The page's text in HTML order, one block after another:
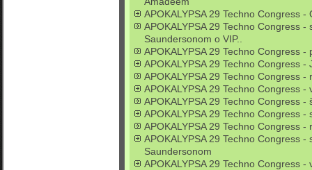
APOKALYPSA 29 Techno Congress -
APOKALYPSA 29 Techno Congress -
Saundersonom o VIP..
APOKALYPSA 29 Techno Congress
APOKALYPSA 29 Techno Congress -
APOKALYPSA 29 Techno Congress
APOKALYPSA 29 Techno Congress
APOKALYPSA 29 Techno Congress
APOKALYPSA 29 Techno Congress -
APOKALYPSA 29 Techno Congress -
APOKALYPSA 29 Techno Congress -
Saundersonom
APOKALYPSA 29 Techno Congress -